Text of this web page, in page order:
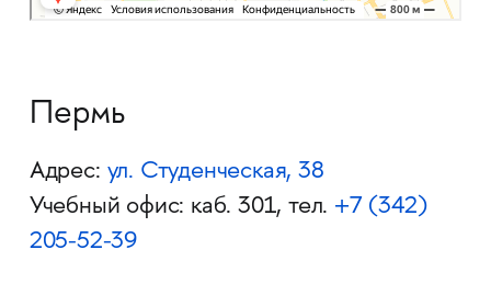
Пермь
Адрес: ул. Студенческая, 38
Учебный офис: каб. 301, тел. +7 (342)
205-52-39